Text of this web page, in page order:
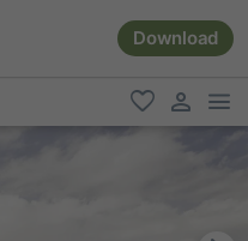
Download
favorit
user link